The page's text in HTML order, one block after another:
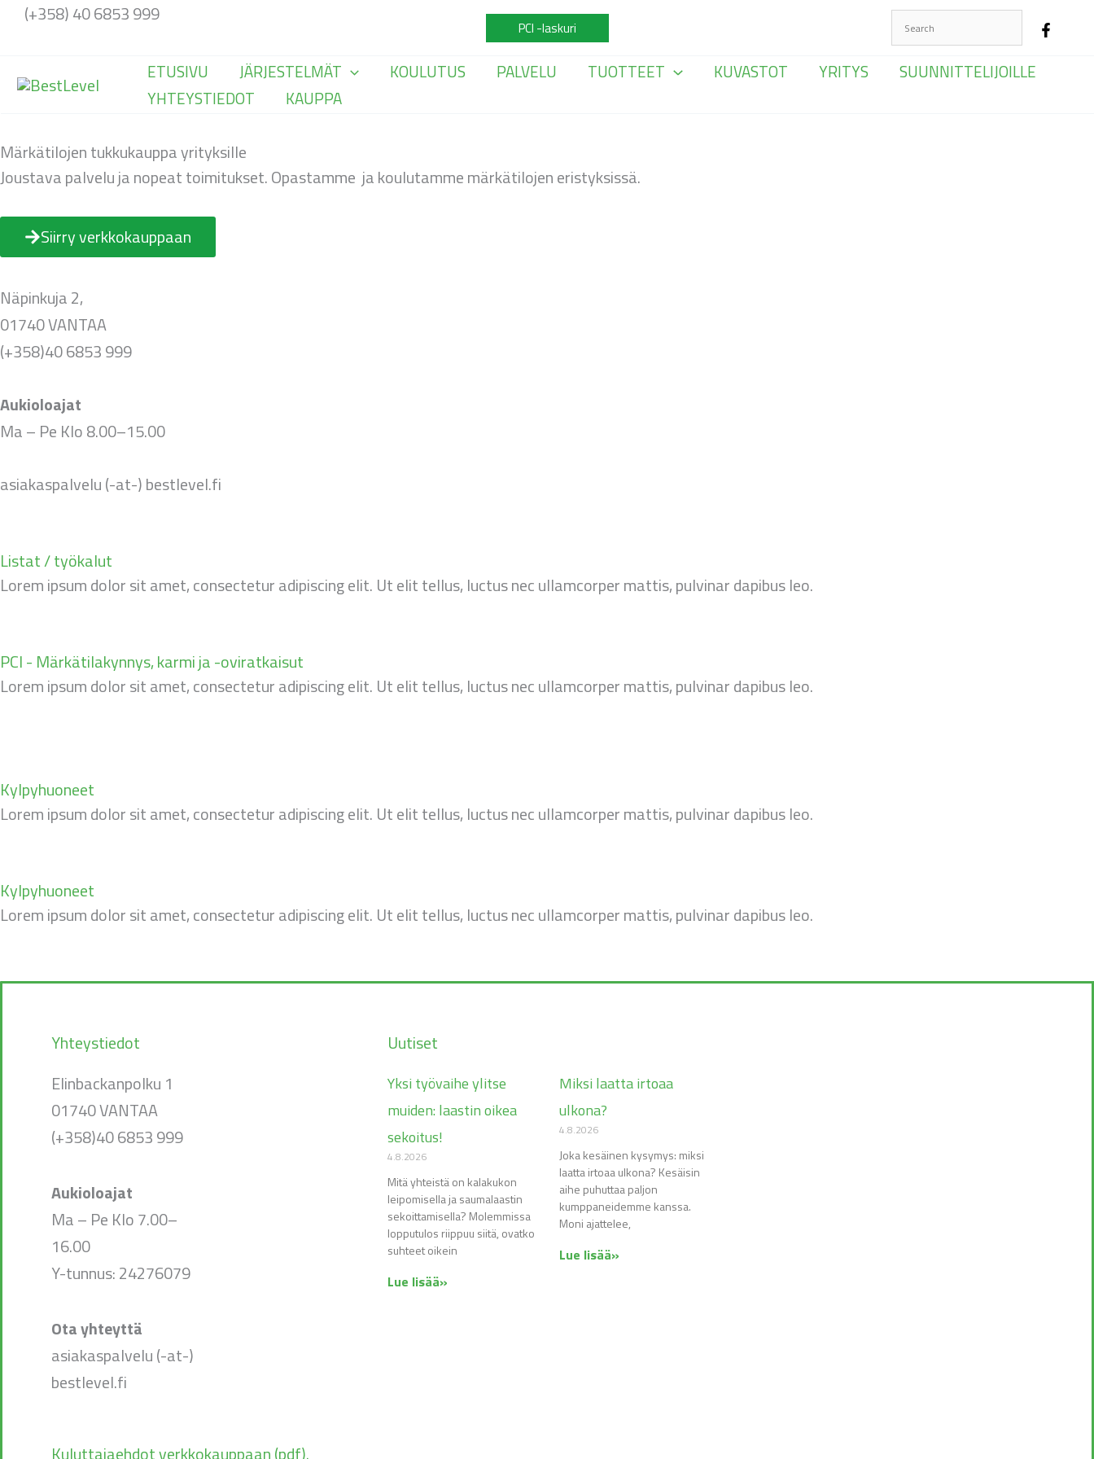
Siirry(+358) 40 6853 999
PCI -laskuri
ETUSIVU JÄRJESTELMÄT KOULUTUS PALVELU TUOTTEET KUVASTOT YRITYS
SUUNNITTELIJOILLE
YHTEYSTIEDOT
KAUPPA
Märkätilojen tukkukauppa yrityksille
Joustava palvelu ja nopeat toimitukset. Opastamme ja koulutamme märkätilojen eristyksissä.
Siirry verkkokauppaan
Näpinkuja 2,
01740 VANTAA
(+358)40 6853 999
Aukioloajat
Ma – Pe Klo 8.00–15.00
asiakaspalvelu (-at-) bestlevel.fi
Listat / työkalut
Lorem ipsum dolor sit amet, consectetur adipiscing elit. Ut elit tellus, luctus nec ullamcorper mattis, pulvinar dapibus leo.
PCI - Märkätilakynnys, karmi ja -oviratkaisut
Lorem ipsum dolor sit amet, consectetur adipiscing elit. Ut elit tellus, luctus nec ullamcorper mattis, pulvinar dapibus leo.
Kylpyhuoneet
Lorem ipsum dolor sit amet, consectetur adipiscing elit. Ut elit tellus, luctus nec ullamcorper mattis, pulvinar dapibus leo.
Kylpyhuoneet
Lorem ipsum dolor sit amet, consectetur adipiscing elit. Ut elit tellus, luctus nec ullamcorper mattis, pulvinar dapibus leo.
Yhteystiedot
Elinbackanpolku 1
01740 VANTAA
(+358)40 6853 999
Aukioloajat
Ma – Pe Klo 7.00–
16.00
Y-tunnus: 24276079
Ota yhteyttä
asiakaspalvelu (-at-)
bestlevel.fi
Kuluttajaehdot verkkokauppaan (pdf).
Uutiset
Yksi työvaihe ylitse
muiden: laastin oikea
sekoitus!
4.8.2026
Mitä yhteistä on kalakukon
leipomisella ja saumalaastin
sekoittamisella? Molemmissa
lopputulos riippuu siitä, ovatko
suhteet oikein
Lue lisää»
Miksi laatta irtoaa
ulkona?
4.8.2026
Joka kesäinen kysymys: miksi
laatta irtoaa ulkona? Kesäisin
aihe puhuttaa paljon
kumppaneidemme kanssa.
Moni ajattelee,
Lue lisää»